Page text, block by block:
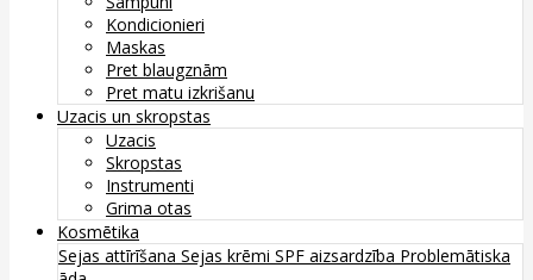
Kondicionieri
Maskas
Pret blaugznām
Pret matu izkrišanu
Uzacis un skropstas
Uzacis
Skropstas
Instrumenti
Grima otas
Kosmētika
Sejas attīrīšana Sejas krēmi SPF aizsardzība Problemātiska